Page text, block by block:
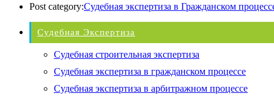
Post category:Судебная экспертиза в Гражданском
Судебная Экспертиза
Судебная строительная экспертиза
Судебная экспертиза в гражданском процессе
Судебная экспертиза в арбитражном процессе